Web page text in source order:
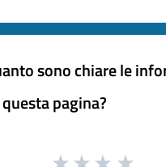
sono chiare le
pagina?